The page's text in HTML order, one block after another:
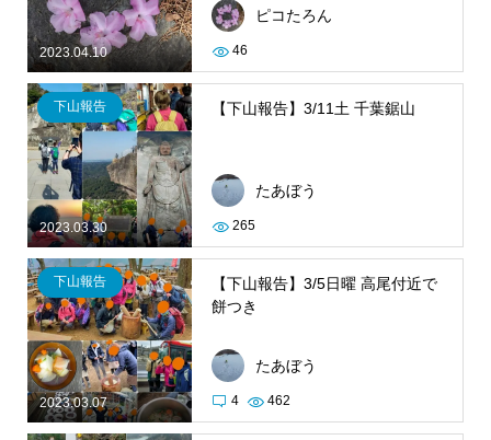
2023.04.10
ピコたろん
46
2023.03.30
下山報告 【下山報告】3/11土 千葉鋸山
たあぼう
265
2023.03.07
下山報告
【下山報告】3/5日曜 高尾付近で
餅つき
たあぼう
4 462